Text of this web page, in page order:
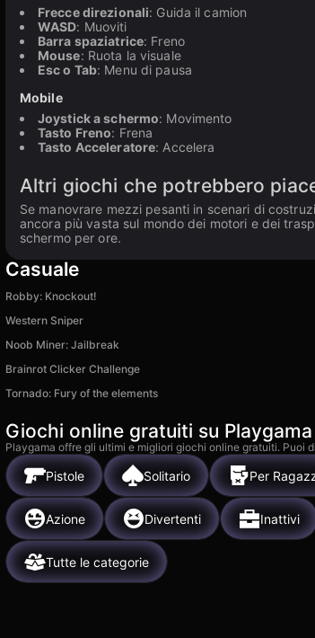
Frecce direzionali: Guida il camion
WASD: Muoviti
Barra spaziatrice: Freno
Mouse: Ruota la visuale
Esc o Tab: Menu di pausa
Mobile
Joystick a schermo: Movimento
Tasto Freno: Frena
Tasto Acceleratore: Accelera
Altri giochi che potrebbero
Se manovrare mezzi pesanti in scenari di
ancora più vasta sul mondo dei motori e dei
schermo per ore.
Casuale
Robby: Knockout!
Western Sniper
Noob Miner: Jailbreak
Brainrot Clicker Challenge
Tornado: Fury of the elements
Giochi online gratuiti su Playgama
Playgama offre gli ultimi e migliori giochi online gratuiti.
Pistole Solitario Per
Azione Divertenti Inattivi
Tutte le categorie